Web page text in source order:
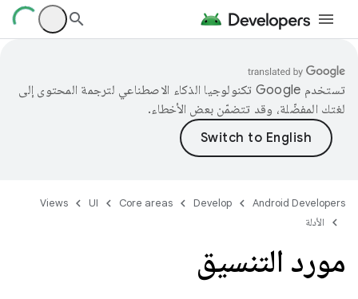
تستخدم Google تكنولوجيا الذكاء الاصطناعي لترجمة المحتوى إلى
لغتك المفضّلة، وقد تتضمّن بعض الأخطاء.
Android Developers
Develop
Core areas
UI
Views
الأدلة
مورد التنسيق